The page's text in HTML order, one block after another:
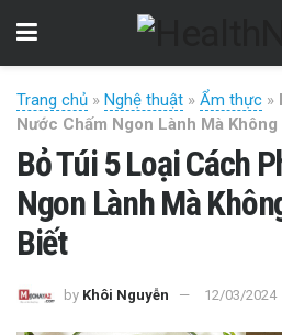
Trang chủ » Nghệ thuật » Ẩm thực »
Nước Chấm Ngon Lành Mà
Bỏ Túi 5 Loại Cách
Ngon Lành Mà
Biết
by Khôi Nguyễn 12/03/2024